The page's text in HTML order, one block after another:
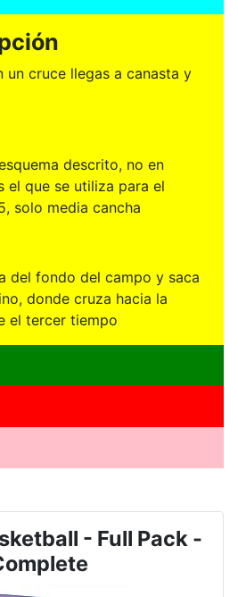
un cruce llegas a canasta y
descrito, no en
el que se utiliza para el
solo media cancha
del fondo del campo y saca
donde cruza hacia la
el tercer tiempo
- Full Pack -